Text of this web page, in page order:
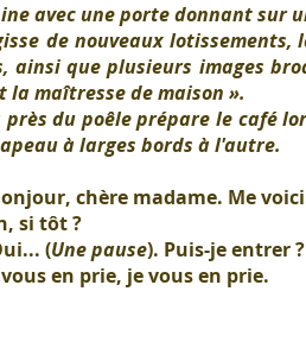
une porte donnant sur
de nouveaux
ainsi que plusieurs images
la maîtresse de maison ».
du poêle prépare le café
à larges bords à l'autre.
chère madame. Me
si tôt ?
(Une pause). Puis-je entrer ?
vous en prie, je vous en prie.